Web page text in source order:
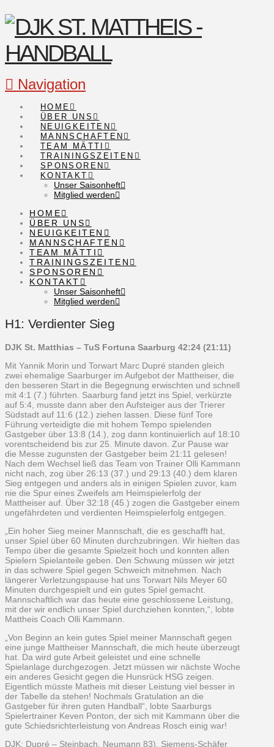
Navigation
HOME
ÜBER UNS
NEUIGKEITEN
MANNSCHAFTEN
TEAM MÄTTI
TRAININGSZEITEN
SPONSOREN
KONTAKT
Unser Saisonheft
Mitglied werden
HOME
ÜBER UNS
NEUIGKEITEN
MANNSCHAFTEN
TEAM MÄTTI
TRAININGSZEITEN
SPONSOREN
KONTAKT
Unser Saisonheft
Mitglied werden
H1: Verdienter Sieg
DJK St. Matthias – TuS Fortuna Saarburg 42:24 (21:11)
Mit Yannik Morin und Torwart Marc Dupré standen gleich
zwei ehemalige Saarburger im Aufgebot der Mattheiser, die
den besseren Start in die Begegnung erwischten und schnell
mit 4:1 (7.) führten. Saarburg fand jetzt ins Spiel, verkürzte
auf 5:4, musste dann aber den Aufsteiger aus der Trierer
Südstadt auf 11:6 (12.) ziehen lassen. Diese fünf Tore
Führung verteidigte die mit hohem Tempo spielenden
Gastgeber über 13:8 (14.), zog dann kontinuierlich auf 18:10
vorentscheidend bis zur 25. Minute davon. Zur Pause war
die Messe zugunsten der Gastgeber beim 21:11 gelesen!
Nach dem Wechsel ließ das Team von Trainer Olli Kammann
nicht nach, zog über 26:13 (37.) und 29:13 (40.) dem klaren
Sieg entgegen und anders als in einigen Spielen zuvor, kam
nie die Spur eines Zweifels am Heimspielerfolg der
Mattheiser auf. Über 32:18 (45.) zogen die Gastgeber einem
ungefährdeten und verdienten Heimspielerfolg entgegen.
„Ein hoher Sieg meiner Mannschaft, die es geschafft hat,
unser Spiel über 60 Minuten durchzubringen. Wir hielten das
Tempo über die gesamte Spielzeit hoch und konnten allen
Spielern Spielanteile geben. Den Schwung müssen wir jetzt
in das schwere Spiel gegen Schweich mitnehmen. Nach
längerer Verletzungspause hat uns Torwart Nils Meyer 60
Minuten durchgespielt und ein gutes Spiel gemacht.
Mannschaftlich war das heute eine geschlossene Leistung,
mit der wir endlich unser Spiel durchziehen konnten,“, lobte
Mattheis Coach Olli Kammann.
„Von Beginn an kein gutes Spiel meiner Mannschaft gegen
eine junge Mattheiser Mannschaft, die mich heute überzeugt
hat. Da wird gute Arbeit geleistet und eine schnelle
Spielanlage durchgezogen. Jetzt müssen wir nächste Woche
ein anderes Gesicht gegen die Hunsrück HSG zeigen.
Eigentlich müsste Matheis mit dieser Leistung viel besser in
der Tabelle da stehen! Nochmals Gratulation an die
Gastgeber für ihren guten Handball“, lobte Saarburgs
Spielertrainer Keven Ponton, der sich mit Kammann über die
gute Schiedsrichterleistung von Andreas Rosch einig war!
DJK: Dupré – Steinbach, Neumann 83), Siemens-Schäfer